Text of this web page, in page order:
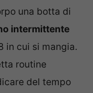
una botta di
intermittente
in cui si mangia.
routine
del tempo